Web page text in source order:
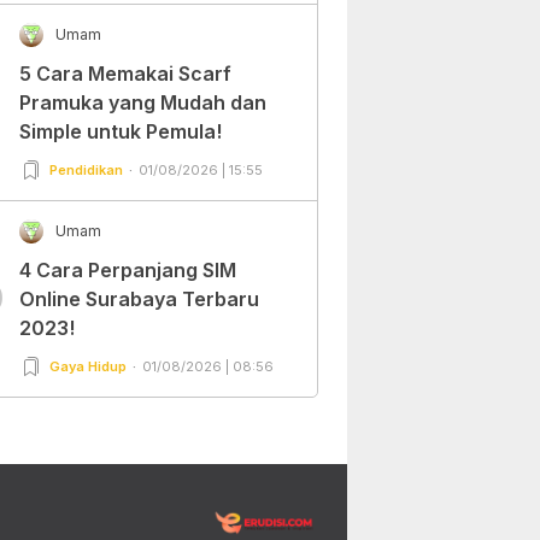
Umam
5 Cara Memakai Scarf
Pramuka yang Mudah dan
Simple untuk Pemula!
Pendidikan 01/08/2026 | 15:55
Umam
4 Cara Perpanjang SIM
Online Surabaya Terbaru
2023!
Gaya Hidup 01/08/2026 | 08:56